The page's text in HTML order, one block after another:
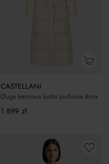
CASTELLANI
Długa kremowa kurtka puchowa Brina
1 899 zł